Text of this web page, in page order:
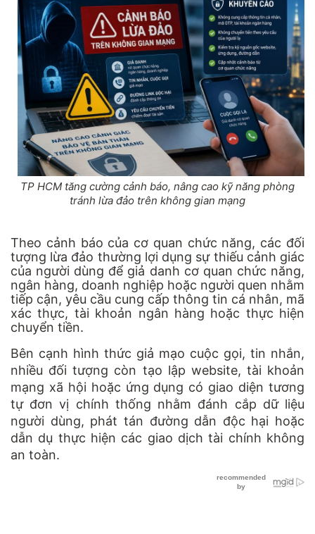
TP HCM tăng cường cảnh báo, nâng cao kỹ năng phòng
tránh lừa đảo trên không gian mạng
Theo cảnh báo của cơ quan chức năng, các đối
tượng lừa đảo thường lợi dụng sự thiếu cảnh giác
của người dùng để giả danh cơ quan chức năng,
ngân hàng, doanh nghiệp hoặc người quen nhằm
tiếp cận, yêu cầu cung cấp thông tin cá nhân, mã
xác thực, tài khoản ngân hàng hoặc thực hiện
chuyển tiền.
Bên cạnh hình thức giả mạo cuộc gọi, tin nhắn,
nhiều đối tượng còn tạo lập website, tài khoản
mạng xã hội hoặc ứng dụng có giao diện tương
tự đơn vị chính thống nhằm đánh cắp dữ liệu
người dùng, phát tán đường dẫn độc hại hoặc
dẫn dụ thực hiện các giao dịch tài chính không
an toàn.